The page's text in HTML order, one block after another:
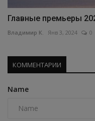
Главные премьеры
Владимир К. Янв 3, 2024 0
КОММЕНТАРИИ
Name